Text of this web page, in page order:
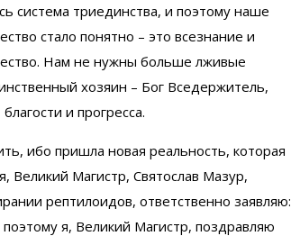
система триединства, и поэтому наше
стало понятно – это всезнание и
Нам не нужны больше лживые
хозяин – Бог Вседержитель,
и прогресса.
ибо пришла новая реальность, которая
Великий Магистр, Святослав Мазур,
рептилоидов, ответственно заявляю:
я, Великий Магистр, поздравляю